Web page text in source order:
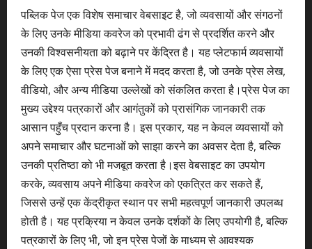
पब्लिक पेज एक विशेष समाचार वेबसाइट है, जो व्यवसायों और संगठनों
के लिए उनके मीडिया कवरेज को प्रभावी ढंग से प्रदर्शित करने और
उनकी विश्वसनीयता को बढ़ाने पर केंद्रित है। यह प्लेटफार्म व्यवसायों
के लिए एक ऐसा प्रेस पेज बनाने में मदद करता है, जो उनके प्रेस लेख,
वीडियो, और अन्य मीडिया उल्लेखों को संकलित करता है।प्रेस पेज का
मुख्य उद्देश्य पत्रकारों और आगंतुकों को प्रासंगिक जानकारी तक
आसान पहुँच प्रदान करना है। इस प्रकार, यह न केवल व्यवसायों को
अपने समाचार और घटनाओं को साझा करने का अवसर देता है, बल्कि
उनकी प्रतिष्ठा को भी मजबूत करता है।इस वेबसाइट का उपयोग
करके, व्यवसाय अपने मीडिया कवरेज को एकत्रित कर सकते हैं,
जिससे उन्हें एक केंद्रीकृत स्थान पर सभी महत्वपूर्ण जानकारी उपलब्ध
होती है। यह प्रक्रिया न केवल उनके दर्शकों के लिए उपयोगी है, बल्कि
पत्रकारों के लिए भी, जो इन प्रेस पेजों के माध्यम से आवश्यक